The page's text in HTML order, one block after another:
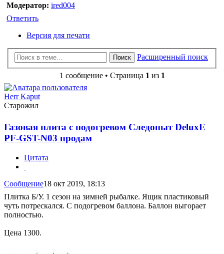
Модератор: ired004
Ответить
Версия для печати
Поиск Расширенный поиск
1 сообщение • Страница 1 из 1
Herr Kaput
Старожил
Газовая плита с подогревом Следопыт DeluxE
PF-GST-N03 продам
Цитата
Сообщение18 окт 2019, 18:13
Плитка Б/У. 1 сезон на зимней рыбалке. Ящик пластиковый
чуть потрескался. С подогревом баллона. Баллон выгорает
полностью.
Цена 1300.